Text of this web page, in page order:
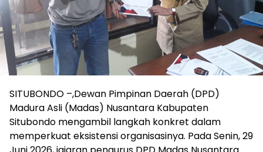
SITUBONDO –,Dewan Pimpinan Daerah (DPD)
Madura Asli (Madas) Nusantara Kabupaten
Situbondo mengambil langkah konkret dalam
memperkuat eksistensi organisasinya. Pada Senin, 29